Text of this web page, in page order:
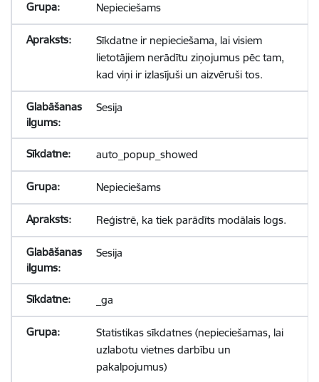
Nepieciešams
Sīkdatne ir nepieciešama, lai visiem
lietotājiem nerādītu ziņojumus pēc tam,
kad viņi ir izlasījuši un aizvēruši tos.
Sesija
auto_popup_showed
Nepieciešams
Reģistrē, ka tiek parādīts modālais logs.
Sesija
_ga
Statistikas sīkdatnes (nepieciešamas, lai
uzlabotu vietnes darbību un
pakalpojumus)